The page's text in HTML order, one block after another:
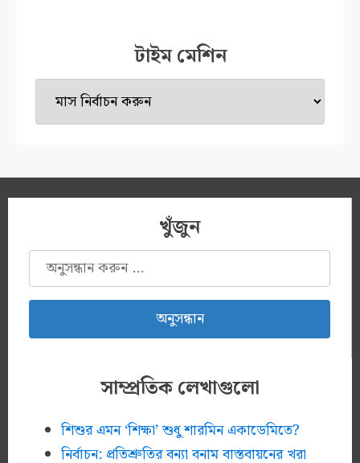
টাইম মেশিন
টাইম
মেশিন
খুঁজুন
অনুসন্ধানঃ
সাম্প্রতিক লেখাগুলো
শিশুর এমন ‘শিক্ষা’ শুধু শারমিন একাডেমিতে?
নির্বাচন: প্রতিশ্রুতির বন্যা বনাম বাস্তবায়নের খরা